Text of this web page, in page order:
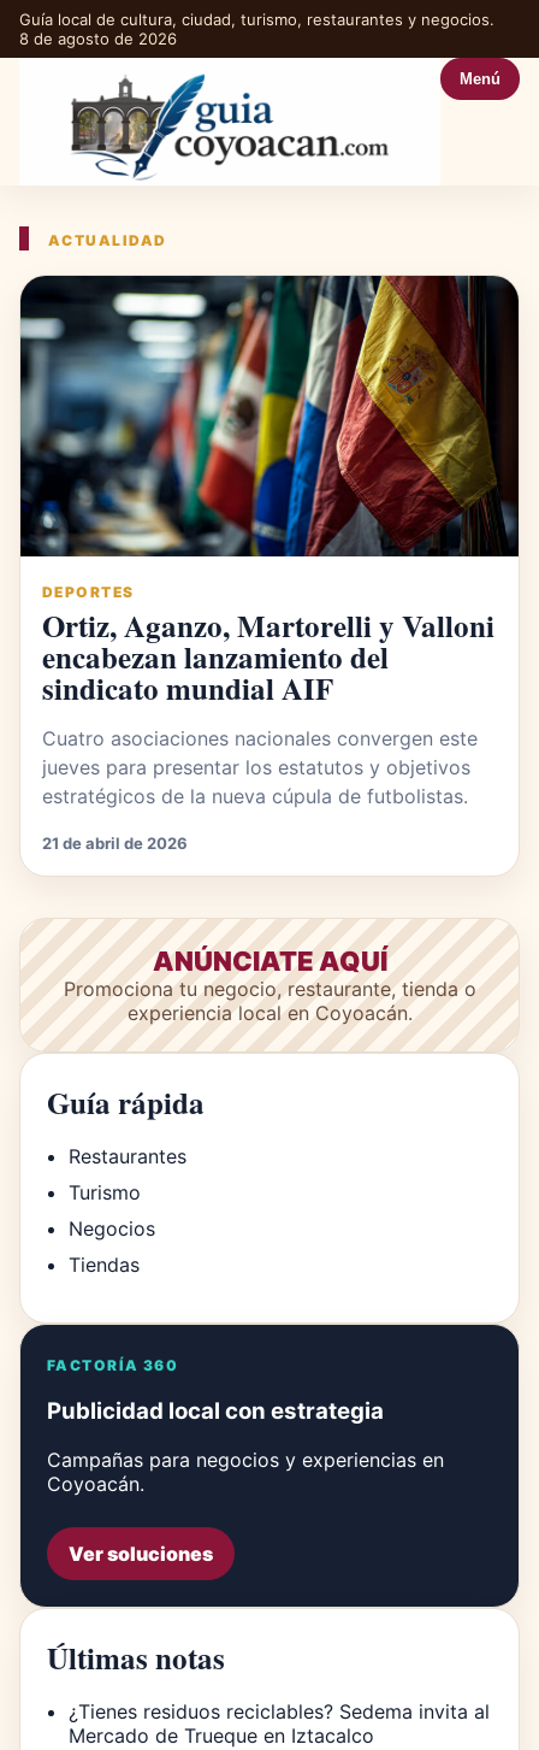
Guía local de cultura, ciudad, turismo, restaurantes y negocios.
8 de agosto de 2026
Menú
ACTUALIDAD
DEPORTES
Ortiz, Aganzo, Martorelli y Valloni
encabezan lanzamiento del
sindicato mundial AIF
Cuatro asociaciones nacionales convergen este
jueves para presentar los estatutos y objetivos
estratégicos de la nueva cúpula de futbolistas.
21 de abril de 2026
ANÚNCIATE AQUÍ
Promociona tu negocio, restaurante, tienda o
experiencia local en Coyoacán.
Guía rápida
Restaurantes
Turismo
Negocios
Tiendas
FACTORÍA 360
Publicidad local con estrategia
Campañas para negocios y experiencias en
Coyoacán.
Ver soluciones
Últimas notas
¿Tienes residuos reciclables? Sedema invita al
Mercado de Trueque en Iztacalco